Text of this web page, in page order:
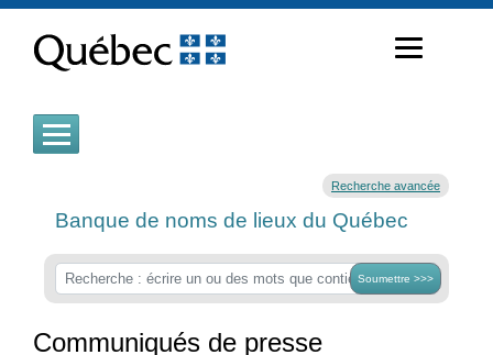
contenu
Recherche avancée
Banque de noms de lieux du Québec
Soumettre >>>
Communiqués de presse